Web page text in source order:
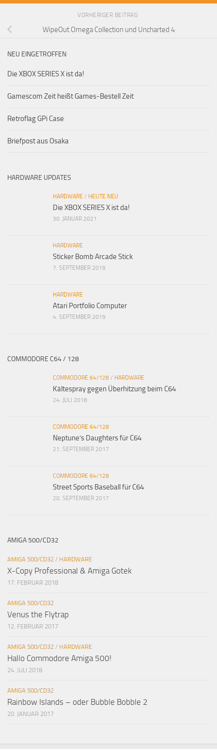
VORHERIGER BEITRAG
WipeOut Omega Collection und Uncharted 4
NEU EINGETROFFEN
Die XBOX SERIES X ist da!
Gamescom Zeit heißt Games-Bestell Zeit
Retroflag GPi Case
Briefpost aus Osaka
HARDWARE UPDATES
HARDWARE / HEUTE NEU
Die XBOX SERIES X ist da!
30. JANUAR 2021
HARDWARE
Sticker Bomb Arcade Stick
7. SEPTEMBER 2019
HARDWARE
Atari Portfolio Computer
4. SEPTEMBER 2019
COMMODORE C64 / 128
COMMODORE 64/128 / HARDWARE
Kältespray gegen Überhitzung beim C64
24. JULI 2018
COMMODORE 64/128
Neptune’s Daughters für C64
21. SEPTEMBER 2017
COMMODORE 64/128
Street Sports Baseball für C64
20. SEPTEMBER 2017
AMIGA 500/CD32
AMIGA 500/CD32 / HARDWARE
X-Copy Professional & Amiga Gotek
17. FEBRUAR 2018
AMIGA 500/CD32
Venus the Flytrap
12. FEBRUAR 2017
AMIGA 500/CD32 / HARDWARE
Hallo Commodore Amiga 500!
24. JULI 2018
AMIGA 500/CD32
Rainbow Islands – oder Bubble Bobble 2
20. JANUAR 2017